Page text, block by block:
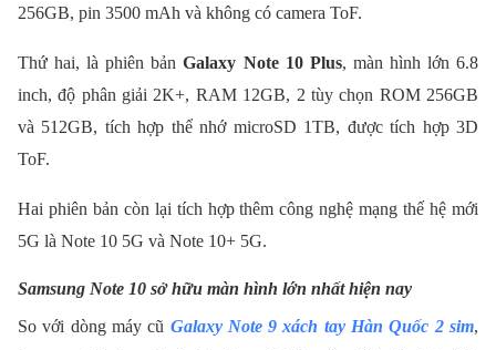
256GB, pin 3500 mAh và không có camera ToF.
Thứ hai, là phiên bảnGalaxy Note 10 Plus, màn hình lớn 6.8
inch, độ phân giải 2K+, RAM 12GB, 2 tùy chọn ROM 256GB
và 512GB, tích hợp thể nhớ microSD 1TB, được tích hợp 3D
ToF.
Hai phiên bản còn lại tích hợp thêm công nghệ mạng thế hệ mới
5G là Note 10 5G và Note 10+ 5G.
Samsung Note 10 sở hữu màn hình lớn nhất hiện nay
So với dòng máy cũ Galaxy Note 9 xách tay Hàn Quốc 2 sim,